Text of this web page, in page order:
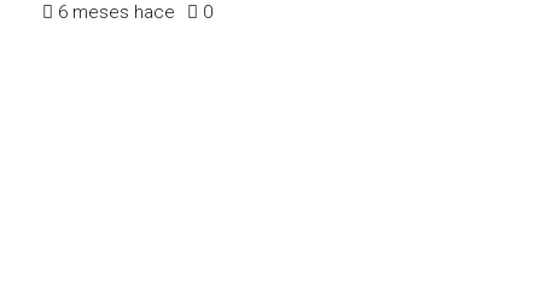
6 meses hace 0